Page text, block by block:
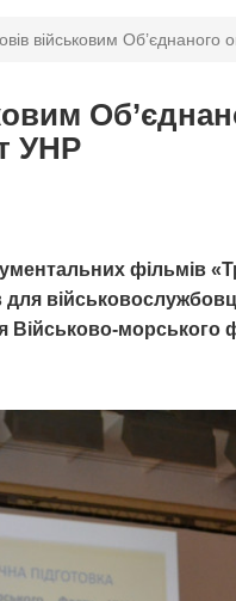
військовим
УНР
фільмів
Військово-морського